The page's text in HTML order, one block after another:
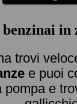
benzinai in
trovi
e puoi
pompa e